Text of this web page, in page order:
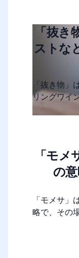
「抜
ストな
「抜き物」
リングワイ
「モ
の
「モメサ」
略で、その